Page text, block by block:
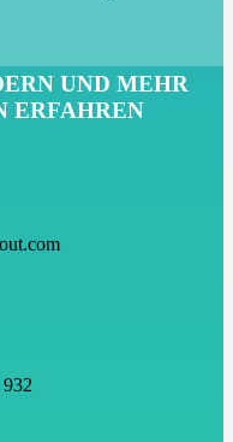
UND MEHR
ERFAHREN